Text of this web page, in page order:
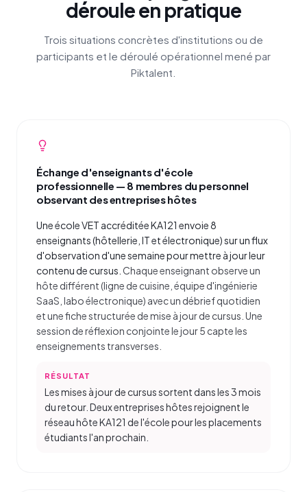
déroule en pratique
Trois situations concrètes d'institutions ou de
participants et le déroulé opérationnel mené par
Piktalent.
Échange d'enseignants d'école
professionnelle — 8 membres du personnel
observant des entreprises hôtes
Une école VET accréditée KA121 envoie 8
enseignants (hôtellerie, IT et électronique) sur un flux
d'observation d'une semaine pour mettre à jour leur
contenu de cursus. Chaque enseignant observe un
hôte différent (ligne de cuisine, équipe d'ingénierie
SaaS, labo électronique) avec un débrief quotidien
et une fiche structurée de mise à jour de cursus. Une
session de réflexion conjointe le jour 5 capte les
enseignements transverses.
RÉSULTAT
Les mises à jour de cursus sortent dans les 3 mois
du retour. Deux entreprises hôtes rejoignent le
réseau hôte KA121 de l'école pour les placements
étudiants l'an prochain.